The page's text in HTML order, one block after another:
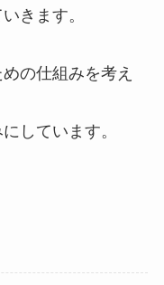
きます。
の仕組みを考え
しています。